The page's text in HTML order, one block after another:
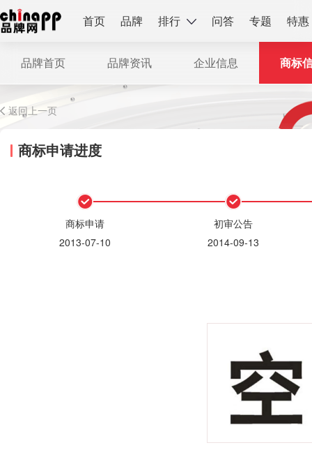
首页 品牌 排行 问答 专题 特惠
品牌首页 品牌资讯 企业信息 商标
返回上一页
商标申请进度
商标申请
2013-07-10
初审公告
2014-09-13